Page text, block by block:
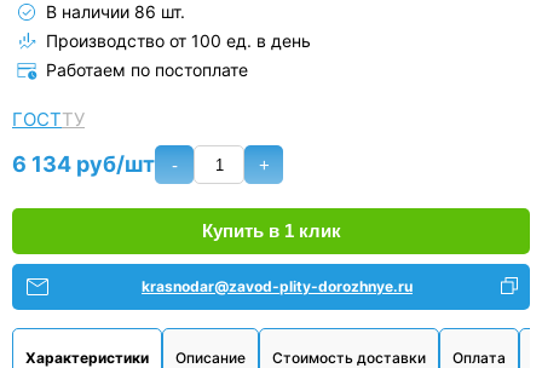
В наличии 86 шт.
Производство от 100 ед. в день
Работаем по постоплате
ГОСТТУ
6 134 руб/шт - +
Купить в 1 клик
krasnodar@zavod-plity-dorozhnye.ru
Характеристики Описание Стоимость доставки Оплата